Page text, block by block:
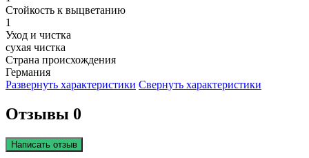
Стойкость к выцветанию
1
Уход и чистка
сухая чистка
Страна происхождения
Германия
Развернуть характеристики Свернуть характеристики
Отзывы 0
Написать отзыв